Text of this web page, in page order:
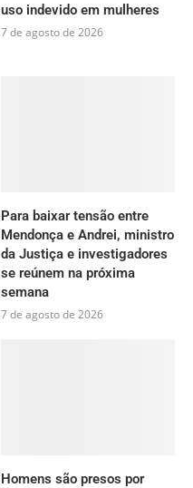
uso indevido em mulheres
7 de agosto de 2026
Para baixar tensão entre
Mendonça e Andrei, ministro
da Justiça e investigadores
se reúnem na próxima
semana
7 de agosto de 2026
Homens são presos por